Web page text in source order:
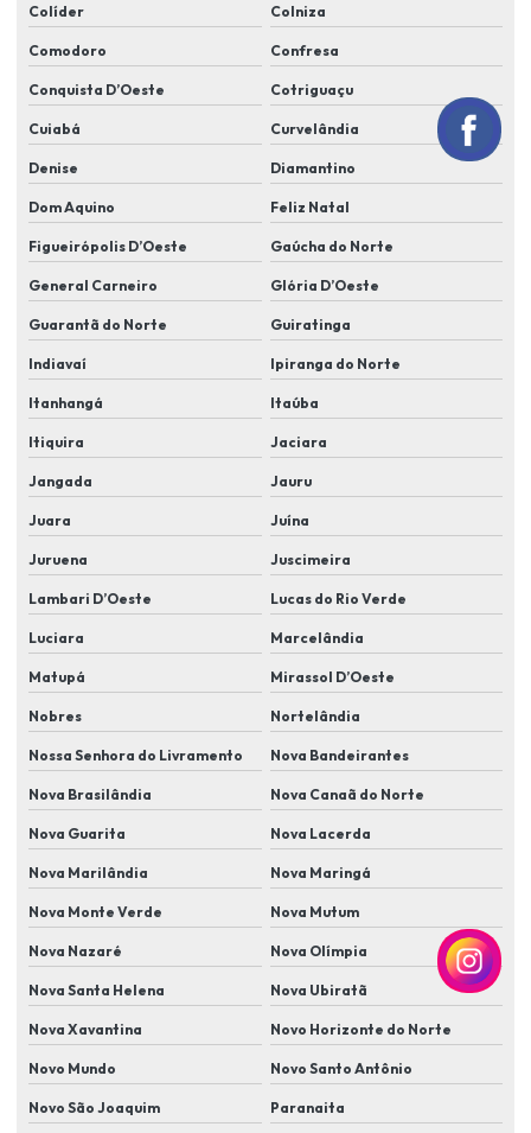
Instalação de câmeras alarmes residenciais
Instalação de câmeras de alta resolução
Instalação de câmeras cftv
Instalação de câmeras em condomínio
Instalação de cameras de segurança
Instalação de câmeras de segurança em condomínios
Instalação de cameras de segurança residencial
Instalação de câmeras de videomonitoramento
Instalação de câmeras wifi
Instalação de cftv
Instalação de controle de acesso
Instalação elétrica alarme residencial
Instalação de eletroímã
Instalação de segurança eletrônica cftv
Instalação de sensores de abertura de portas e janelas
Instalação de sensores antiesmagamento em portões automáticos
Instalação de sensores de movimento
Instalação de sensores de presença e iluminação automatizada
Instalação de sistema de alarme
Instalação de sistema de cameras de segurança
Instalação de sistema de monitoramento
Instalação de sistema de segurança com câmera e alarme
Colíder Colniza
Comodoro Confresa
Conquista D’Oeste Cotriguaçu
Cuiabá Curvelândia
Denise Diamantino
Dom Aquino Feliz Natal
Figueirópolis D’Oeste Gaúcha do Norte
General Carneiro Glória D’Oeste
Guarantã do Norte Guiratinga
Indiavaí Ipiranga do Norte
Itanhangá Itaúba
Itiquira Jaciara
Jangada Jauru
Juara Juína
Juruena Juscimeira
Lambari D’Oeste Lucas do Rio Verde
Luciara Marcelândia
Matupá Mirassol D’Oeste
Nobres Nortelândia
Nossa Senhora do Livramento Nova Bandeirantes
Nova Brasilândia Nova Canaã do Norte
Nova Guarita Nova Lacerda
Nova Marilândia Nova Maringá
Nova Monte Verde Nova Mutum
Nova Nazaré Nova Olímpia
Nova Santa Helena Nova Ubiratã
Nova Xavantina Novo Horizonte do Norte
Novo Mundo Novo Santo Antônio
Novo São Joaquim Paranaita